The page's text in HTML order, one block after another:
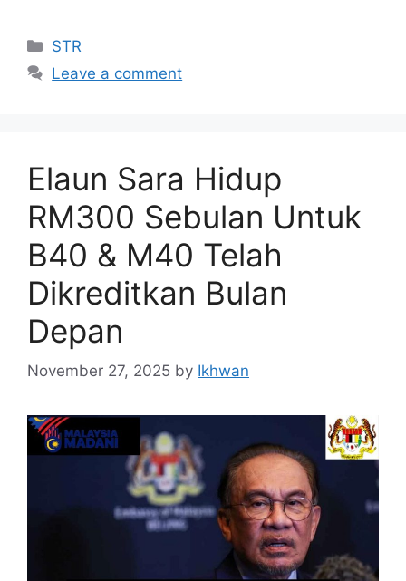
Categories
STR
Leave a comment
Elaun Sara Hidup
RM300 Sebulan Untuk
B40 & M40 Telah
Dikreditkan Bulan
Depan
November 27, 2025 by Ikhwan